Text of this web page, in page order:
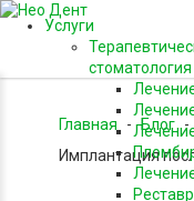
Услуги
стоматология
Главная - Блог -
Имплантация